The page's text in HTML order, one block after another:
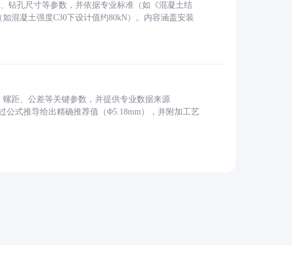
钻孔尺寸等参数，并依据专业标准（如《混凝土结
混凝土强度C30下设计值约80kN）。内容涵盖安装
距、公差等关键参数，并提供专业数据来源
公式推导给出精确推荐值（Φ5.18mm），并附加工艺